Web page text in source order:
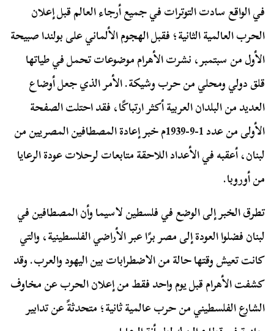
في الواقع سادت التوترات في جميع أرجاء العالم قبل إعلان
الحرب العالمية الثانية؛ فقبل الهجوم الألماني على بولندا صبيحة
الأول من سبتمبر، نشرت الأهرام موضوعات تحمل في طياتها
قلق دولي ومحلي من حرب وشيكة. الأمر الذي جعل أوضاع
العديد من البلدان العربية أكثر ارتباكًا، فقد احتلت الصفحة
الأولى من عدد 1-9-1939م خبر إعادة المصطافين المصريين من
لبنان، أعقبه في الأعداد اللاحقة متابعات لرحلات عودة الرعايا
من أوروبا.
تطرق الخبر إلى الوضع في فلسطين لاسيما وأن المصطافين في
لبنان فضلوا العودة إلى مصر برًا عبر الأراضي الفلسطينية، والتي
كانت تعيش وقتها حالة من الاضطرابات بين اليهود والعرب. وقد
كشفت الأهرام قبل يوم واحد فقط من إعلان الحرب عن مخاوف
الشارع الفلسطيني من حرب عالمية ثانية؛ متحدثةً عن تدابير